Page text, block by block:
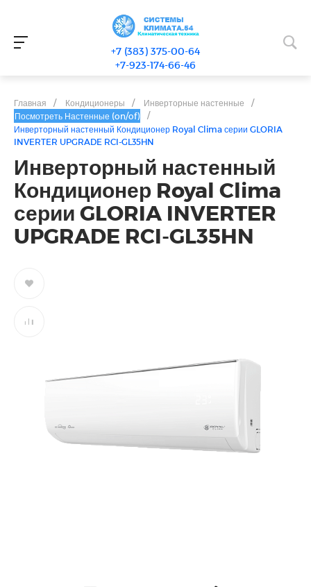
+7 (383) 375-00-64
+7-923-174-66-46
Главная / Кондиционеры / Инверторные настенные
/
Посмотреть Настенные (on/of)
/
Инверторный настенный Кондиционер Royal Clima серии GLORIA
INVERTER UPGRADE RCI-GL35HN
Инверторный настенный
Кондиционер Royal Clima
серии GLORIA INVERTER
UPGRADE RCI-GL35HN